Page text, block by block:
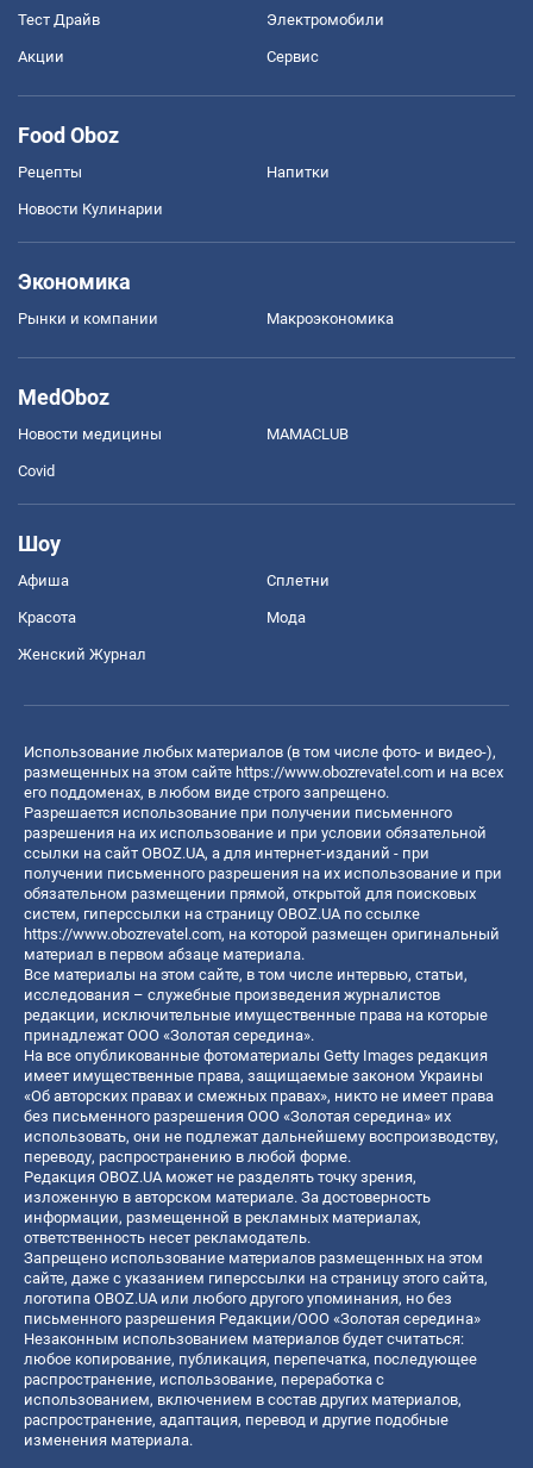
Тест Драйв Электромобили
Акции Сервис
Food Oboz
Рецепты Напитки
Новости Кулинарии
Экономика
Рынки и компании Mакроэкономика
MedOboz
Новости медицины MAMACLUB
Covid
Шоу
Афиша Сплетни
Красота Мода
Женский Журнал
Использование любых материалов (в том числе фото- и видео-),
размещенных на этом сайте https://www.obozrevatel.com и на всех
его поддоменах, в любом виде строго запрещено.
Разрешается использование при получении письменного
разрешения на их использование и при условии обязательной
ссылки на сайт OBOZ.UA, а для интернет-изданий - при
получении письменного разрешения на их использование и при
обязательном размещении прямой, открытой для поисковых
систем, гиперссылки на страницу OBOZ.UA по ссылке
https://www.obozrevatel.com, на которой размещен оригинальный
материал в первом абзаце материала.
Все материалы на этом сайте, в том числе интервью, статьи,
исследования – служебные произведения журналистов
редакции, исключительные имущественные права на которые
принадлежат ООО «Золотая середина».
На все опубликованные фотоматериалы Getty Images редакция
имеет имущественные права, защищаемые законом Украины
«Об авторских правах и смежных правах», никто не имеет права
без письменного разрешения ООО «Золотая середина» их
использовать, они не подлежат дальнейшему воспроизводству,
переводу, распространению в любой форме.
Редакция OBOZ.UA может не разделять точку зрения,
изложенную в авторском материале. За достоверность
информации, размещенной в рекламных материалах,
ответственность несет рекламодатель.
Запрещено использование материалов размещенных на этом
сайте, даже с указанием гиперссылки на страницу этого сайта,
логотипа OBOZ.UA или любого другого упоминания, но без
письменного разрешения Редакции/ООО «Золотая середина»
Незаконным использованием материалов будет считаться:
любое копирование, публикация, перепечатка, последующее
распространение, использование, переработка с
использованием, включением в состав других материалов,
распространение, адаптация, перевод и другие подобные
изменения материала.